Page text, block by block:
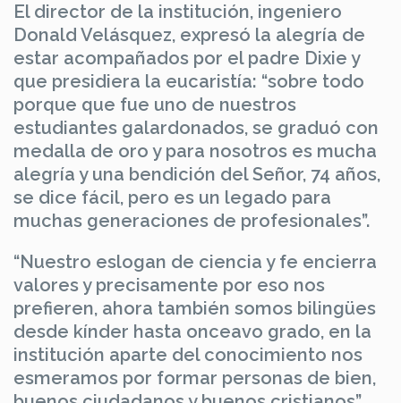
El director de la institución, ingeniero
Donald Velásquez, expresó la alegría de
estar acompañados por el padre Dixie y
que presidiera la eucaristía: “sobre todo
porque que fue uno de nuestros
estudiantes galardonados, se graduó con
medalla de oro y para nosotros es mucha
alegría y una bendición del Señor, 74 años,
se dice fácil, pero es un legado para
muchas generaciones de profesionales”.
“Nuestro eslogan de ciencia y fe encierra
valores y precisamente por eso nos
prefieren, ahora también somos bilingües
desde kínder hasta onceavo grado, en la
institución aparte del conocimiento nos
esmeramos por formar personas de bien,